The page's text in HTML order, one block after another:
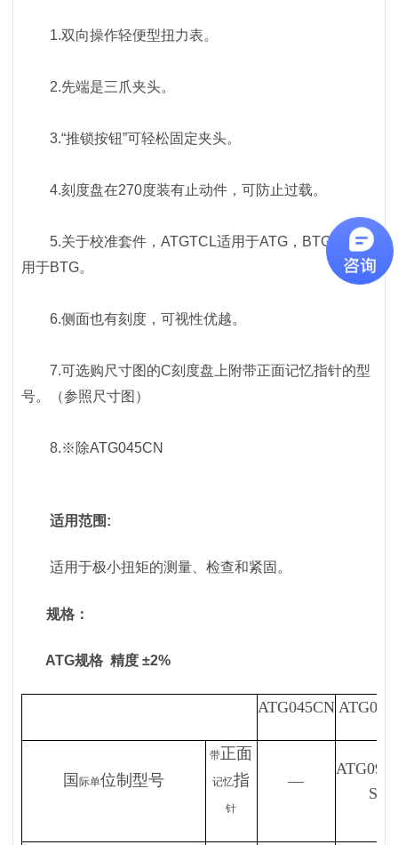
1.双向操作轻便型扭力表。
2.先端是三爪夹头。
3.“推锁按钮”可轻松固定夹头。
4.刻度盘在270度装有止动件，可防止过载。
5.关于校准套件，ATGTCL适用于ATG，BTGTCL适
用于BTG。
6.侧面也有刻度，可视性优越。
7.可选购尺寸图的C刻度盘上附带正面记忆指针的型
号。（参照尺寸图）
8.※除ATG045CN
适用范围:
适用于极小扭矩的测量、检查和紧固。
规格：
ATG规格 精度 ±2%
ATG045CN
国 际单位制型号
带正面
记忆指
针
—
S